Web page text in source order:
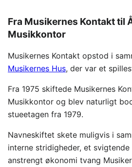
Fra Musikernes Kontakt til
Musikkontor
Musikernes Kontakt opstod i
Musikernes Hus, der var et
Fra 1975 skiftede Musikernes
Musikkontor og blev naturligt
stueetagen fra 1979.
Navneskiftet skete muligvis i
interne stridigheder, et
anstrengt økonomi tvang